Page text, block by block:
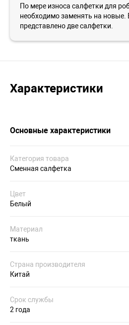
По мере износа салфетки для
необходимо заменять на новые.
представлено две салфетки.
Характеристики
Основные характеристики
Категория товара
Сменная салфетка
Цвет
Белый
Материал
ткань
Страна производителя
Китай
Срок службы
2 года